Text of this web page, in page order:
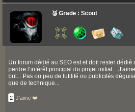
🥉 Grade : Scout
Un forum dédié au SEO est et doit rester dédié
perdre l’intérêt principal du projet initial...
but... Pas ou peu de futilité ou publicités
que de technique...
2 J'aime ❤️